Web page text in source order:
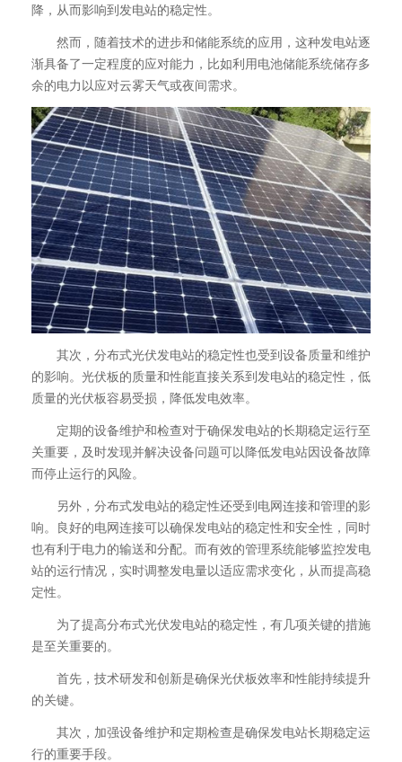
降，从而影响到发电站的稳定性。
然而，随着技术的进步和储能系统的应用，这种发电站逐
渐具备了一定程度的应对能力，比如利用电池储能系统储存多
余的电力以应对云雾天气或夜间需求。
其次，分布式光伏发电站的稳定性也受到设备质量和维护
的影响。光伏板的质量和性能直接关系到发电站的稳定性，低
质量的光伏板容易受损，降低发电效率。
定期的设备维护和检查对于确保发电站的长期稳定运行至
关重要，及时发现并解决设备问题可以降低发电站因设备故障
而停止运行的风险。
另外，分布式发电站的稳定性还受到电网连接和管理的影
响。良好的电网连接可以确保发电站的稳定性和安全性，同时
也有利于电力的输送和分配。而有效的管理系统能够监控发电
站的运行情况，实时调整发电量以适应需求变化，从而提高稳
定性。
为了提高分布式光伏发电站的稳定性，有几项关键的措施
是至关重要的。
首先，技术研发和创新是确保光伏板效率和性能持续提升
的关键。
其次，加强设备维护和定期检查是确保发电站长期稳定运
行的重要手段。